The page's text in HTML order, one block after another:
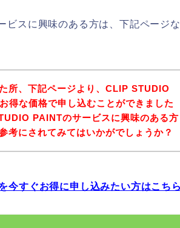
スに興味のある方は、下記ページ
所、下記ページより、CLIP STUDIO
得な価格で申し込むことができました
PAINTのサービスに興味のある方
考にされてみてはいかがでしょうか？
すぐお得に申し込みたい方はこちら